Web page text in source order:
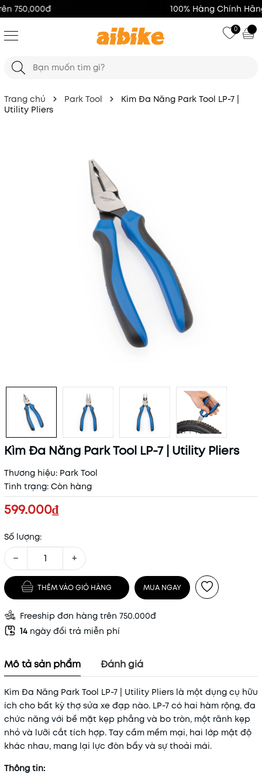
100% Hàng Chính Hãng
0
Trang chủ Park Tool
Kìm Đa Năng Park Tool LP-7 |
Utility Pliers
Kìm Đa Năng Park Tool LP-7 | Utility Pliers
Thương hiệu: Park Tool
Tình trạng: Còn hàng
599.000₫
Số lượng:
− +
THÊM VÀO GIỎ HÀNG MUA NGAY
Freeship đơn hàng trên 750.000đ
14 ngày đổi trả miễn phí
Mô tả sản phẩm Đánh giá
Kìm Đa Năng Park Tool LP-7 | Utility Pliers là một dụng cụ hữu
ích cho bất kỳ thợ sửa xe đạp nào. LP-7 có hai hàm rộng, đa
chức năng với bề mặt kẹp phẳng và bo tròn, một rãnh kẹp
nhỏ và lưỡi cắt tích hợp. Tay cầm mềm mại, hai lớp mật độ
khác nhau, mang lại lực đòn bẩy và sự thoải mái.
Thông tin: